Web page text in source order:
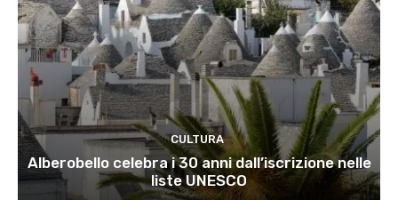
CULTURA
Alberobello celebra i 30 anni dall’iscrizione nelle
liste UNESCO